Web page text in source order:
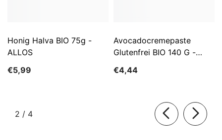
Honig Halva BIO 75g -
ALLOS
€5,99
Avocadocremepaste
Glutenfrei BIO 140 G -
€4,44
2 / von
4